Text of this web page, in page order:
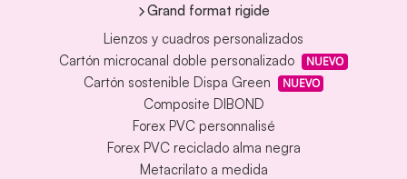
Grand format rigide
Lienzos y cuadros personalizados
Cartón microcanal doble personalizado
NUEVO
Cartón sostenible Dispa Green NUEVO
Composite DIBOND
Forex PVC personnalisé
Forex PVC reciclado alma negra
Metacrilato a medida